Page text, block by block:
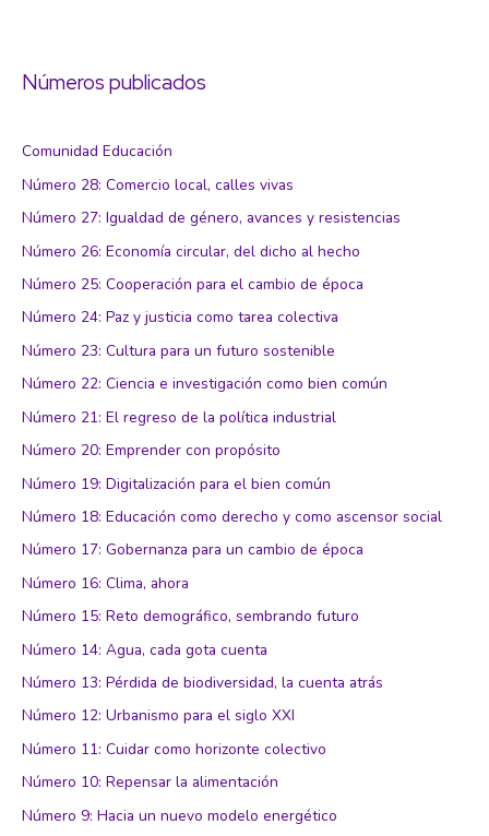
Números publicados
Comunidad Educación
Número 28: Comercio local, calles vivas
Número 27: Igualdad de género, avances y resistencias
Número 26: Economía circular, del dicho al hecho
Número 25: Cooperación para el cambio de época
Número 24: Paz y justicia como tarea colectiva
Número 23: Cultura para un futuro sostenible
Número 22: Ciencia e investigación como bien común
Número 21: El regreso de la política industrial
Número 20: Emprender con propósito
Número 19: Digitalización para el bien común
Número 18: Educación como derecho y como ascensor social
Número 17: Gobernanza para un cambio de época
Número 16: Clima, ahora
Número 15: Reto demográfico, sembrando futuro
Número 14: Agua, cada gota cuenta
Número 13: Pérdida de biodiversidad, la cuenta atrás
Número 12: Urbanismo para el siglo XXI
Número 11: Cuidar como horizonte colectivo
Número 10: Repensar la alimentación
Número 9: Hacia un nuevo modelo energético